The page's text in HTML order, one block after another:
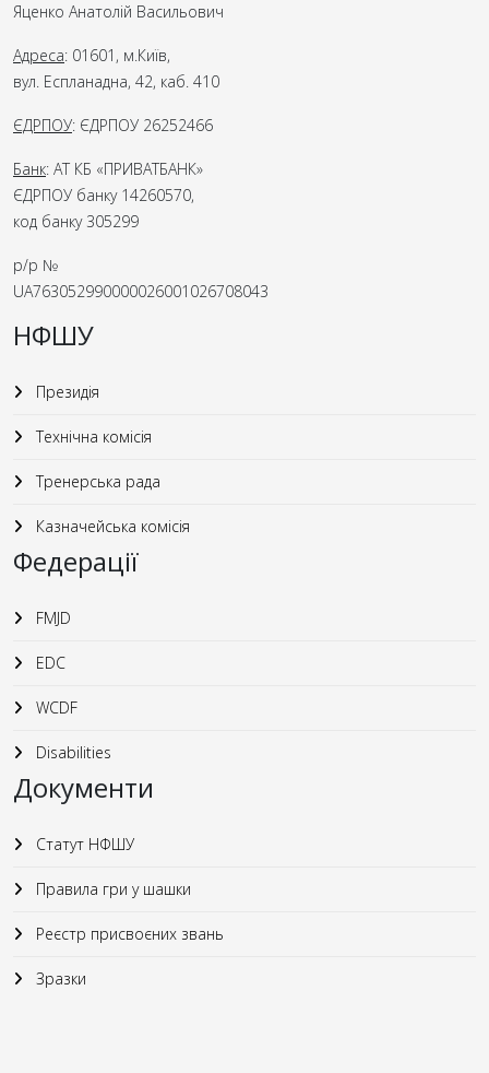
Яценко Анатолій Васильович
Адреса: 01601, м.Київ,
вул. Еспланадна, 42, каб. 410
ЄДРПОУ: ЄДРПОУ 26252466
Банк: АТ КБ «ПРИВАТБАНК»
ЄДРПОУ банку 14260570,
код банку 305299
р/р №
UA763052990000026001026708043
НФШУ
Президія
Технічна комісія
Тренерська рада
Казначейська комісія
Федерації
FMJD
EDC
WCDF
Disabilities
Документи
Статут НФШУ
Правила гри у шашки
Реєстр присвоєних звань
Зразки